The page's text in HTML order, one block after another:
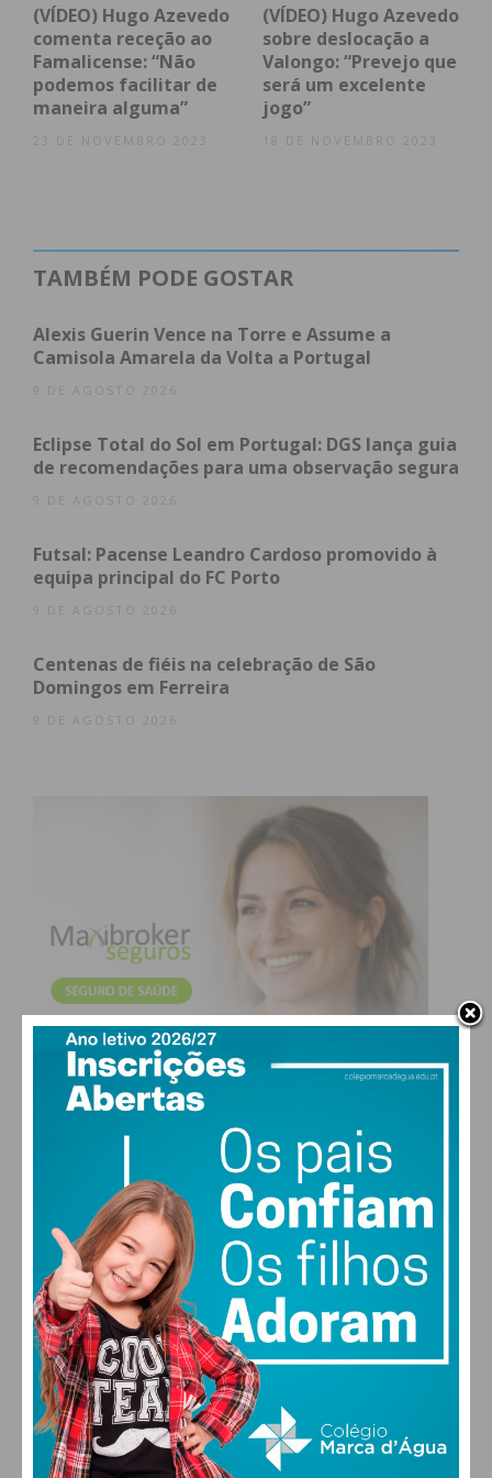
(VÍDEO) Hugo Azevedo
comenta receção ao
Famalicense: “Não
podemos facilitar de
maneira alguma”
(VÍDEO) Hugo Azevedo
sobre deslocação a
Valongo: “Prevejo que
será um excelente
jogo”
TAMBÉM PODE GOSTAR
Alexis Guerin Vence na Torre e Assume a
Camisola Amarela da Volta a Portugal
9 DE AGOSTO 2026
Eclipse Total do Sol em Portugal: DGS lança guia
de recomendações para uma observação segura
9 DE AGOSTO 2026
Futsal: Pacense Leandro Cardoso promovido à
equipa principal do FC Porto
9 DE AGOSTO 2026
Centenas de fiéis na celebração de São
Domingos em Ferreira
9 DE AGOSTO 2026